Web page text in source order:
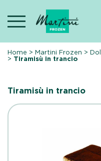
content
Home >Martini Frozen >
> Tiramisù in trancio
Tiramisù in trancio